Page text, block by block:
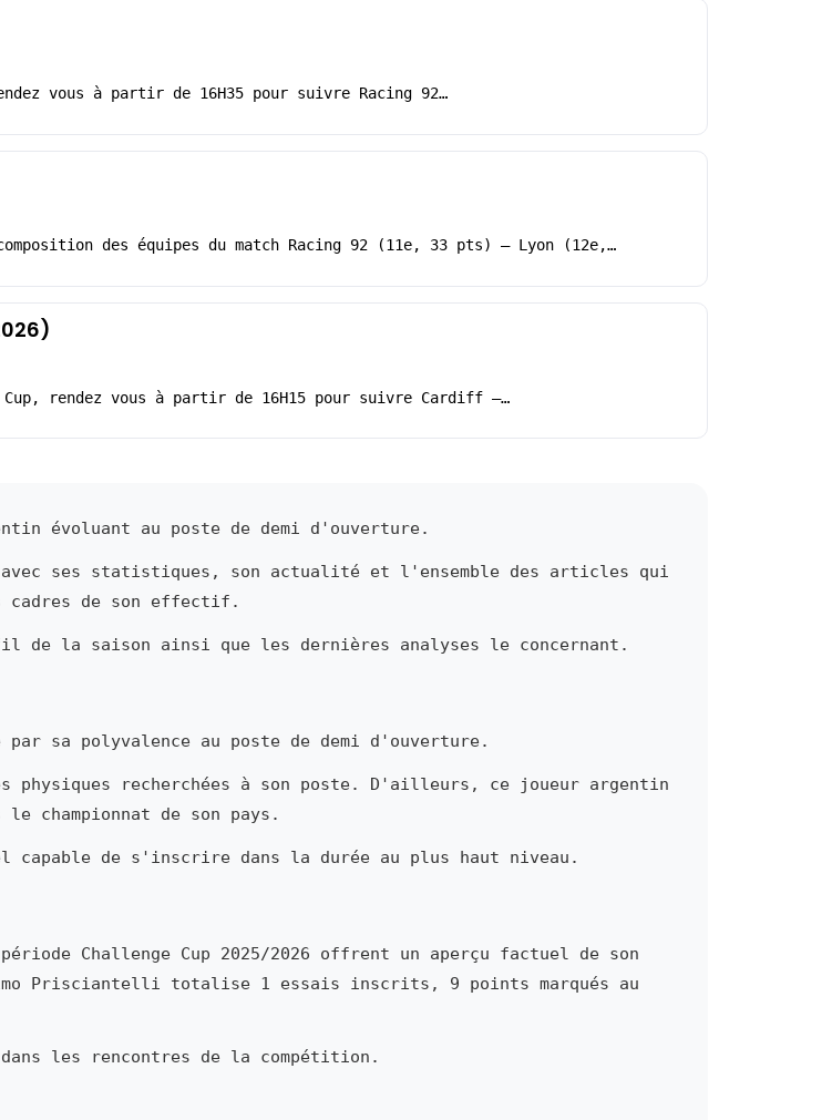
vous à partir de 16H35 pour suivre Racing 92…
des équipes du match Racing 92 (11e, 33 pts) – Lyon (12e,…
rendez vous à partir de 16H15 pour suivre Cardiff –…
évoluant au poste de demi d'ouverture.
ses statistiques, son actualité et l'ensemble des articles qui
cadres de son effectif.
la saison ainsi que les dernières analyses le concernant.
sa polyvalence au poste de demi d'ouverture.
recherchées à son poste. D'ailleurs, ce joueur argentin
championnat de son pays.
de s'inscrire dans la durée au plus haut niveau.
Challenge Cup 2025/2026 offrent un aperçu factuel de son
Prisciantelli totalise 1 essais inscrits, 9 points marqués au
les rencontres de la compétition.